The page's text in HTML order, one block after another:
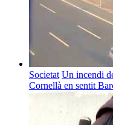
Societat Un incendi
Cornellà en sentit